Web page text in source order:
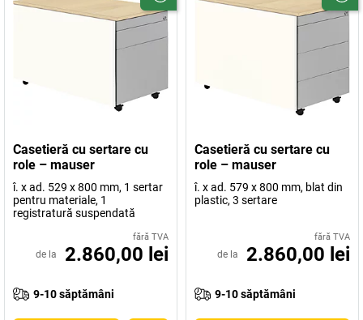
Casetieră cu sertare cu
role – mauser
î. x ad. 529 x 800 mm, 1 sertar
pentru materiale, 1
registratură suspendată
fără TVA
de la 2.860,00 lei
9-10 săptămâni
Casetieră cu sertare cu
role – mauser
î. x ad. 579 x 800 mm, blat din
plastic, 3 sertare
fără TVA
de la 2.860,00 lei
9-10 săptămâni